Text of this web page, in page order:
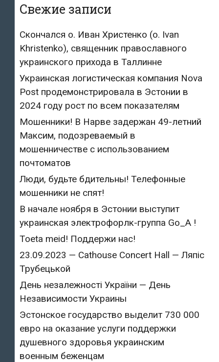
Свежие записи
Скончался о. Иван Христенко (о. Ivan
Khristenko), священник православного
украинского прихода в Таллинне
Украинская логистическая компания Nova
Post продемонстрировала в Эстонии в
2024 году рост по всем показателям
Мошенники! В Нарве задержан 49-летний
Максим, подозреваемый в
мошенничестве с использованием
почтоматов
Люди, будьте бдительны! Телефонные
мошенники не спят!
В начале ноября в Эстонии выступит
украинская электрофорлк-группа Go_A !
Toeta meid! Поддержи нас!
23.09.2023 — Cathouse Concert Hall — Ляпіс
Трубецькой
День незалежності України — День
Независимости Украины
Эстонское государство выделит 730 000
евро на оказание услуги поддержки
душевного здоровья украинским
военным беженцам